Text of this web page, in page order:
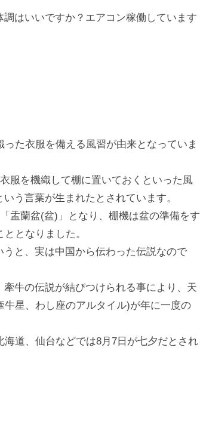
はいいですか？エアコン稼働しています
た衣服を備える風習が由来となっていま
服を機織して棚に置いておくといった風
う言葉が生まれたとされています。
盂蘭盆(盆)」となり、棚機は盆の準備をす
となりました。
と、実は中国から伝わった伝説なので
牛の伝説が結びつけられる事により、天
星、わし座のアルタイル)が年に一度の
道、仙台などでは8月7日が七夕だとされ